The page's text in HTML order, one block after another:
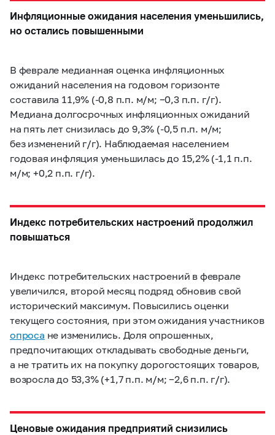
Инфляционные ожидания населения уменьшились,
но остались повышенными
В феврале медианная оценка инфляционных
ожиданий населения на годовом горизонте
составила 11,9% (-0,8 п.п. м/м; −0,3 п.п. г/г).
Медиана долгосрочных инфляционных ожиданий
на пять лет снизилась до 9,3% (-0,5 п.п. м/м;
без изменений г/г). Наблюдаемая населением
годовая инфляция уменьшилась до 15,2% (-1,1 п.п.
м/м; +0,2 п.п. г/г).
Индекс потребительских настроений продолжил
повышаться
Индекс потребительских настроений в феврале
увеличился, второй месяц подряд обновив свой
исторический максимум. Повысились оценки
текущего состояния, при этом ожидания участников
опроса не изменились. Доля опрошенных,
предпочитающих откладывать свободные деньги,
а не тратить их на покупку дорогостоящих товаров,
возросла до 53,3% (+1,7 п.п. м/м; −2,6 п.п. г/г).
Ценовые ожидания предприятий снизились